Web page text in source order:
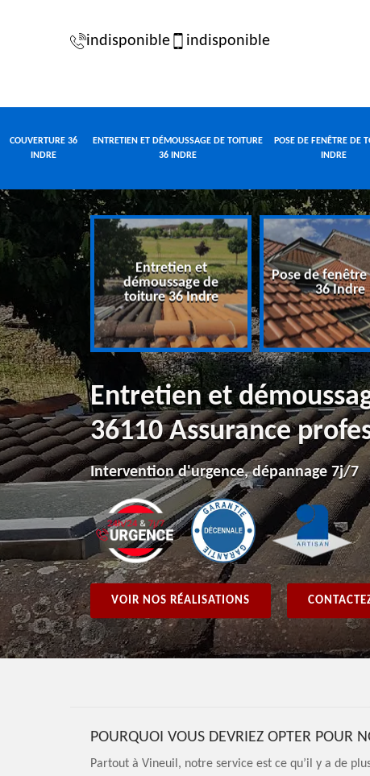
indisponible indisponible
COUVERTURE 36
INDRE
ENTRETIEN ET DÉMOUSSAGE DE TOITURE
36 INDRE
POSE DE FENÊTRE DE
INDRE
Entretien et
démoussage de
toiture 36 Indre
Pose de
36 Indre
Entretien et
36110 Assurance
Intervention d'urgence, dépannage 7j/7
VOIR NOS RÉALISATIONS
POURQUOI VOUS DEVRIEZ OPTER POUR
Partout à Vineuil, notre service est ce qu’il y a de